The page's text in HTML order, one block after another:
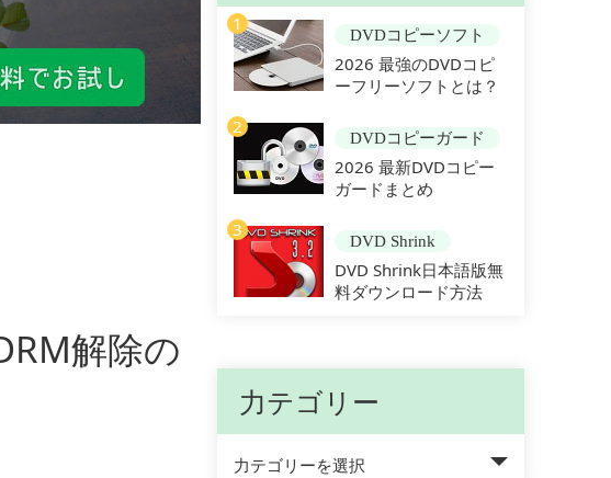
解除の
1
DVDコピーソフト
2026 最強のDVDコピ
ーフリーソフトとは？
2
DVDコピーガード
2026 最新DVDコピー
ガードまとめ
3
DVD Shrink
DVD Shrink日本語版無
料ダウンロード方法
力テゴリー
力テゴリーを選択